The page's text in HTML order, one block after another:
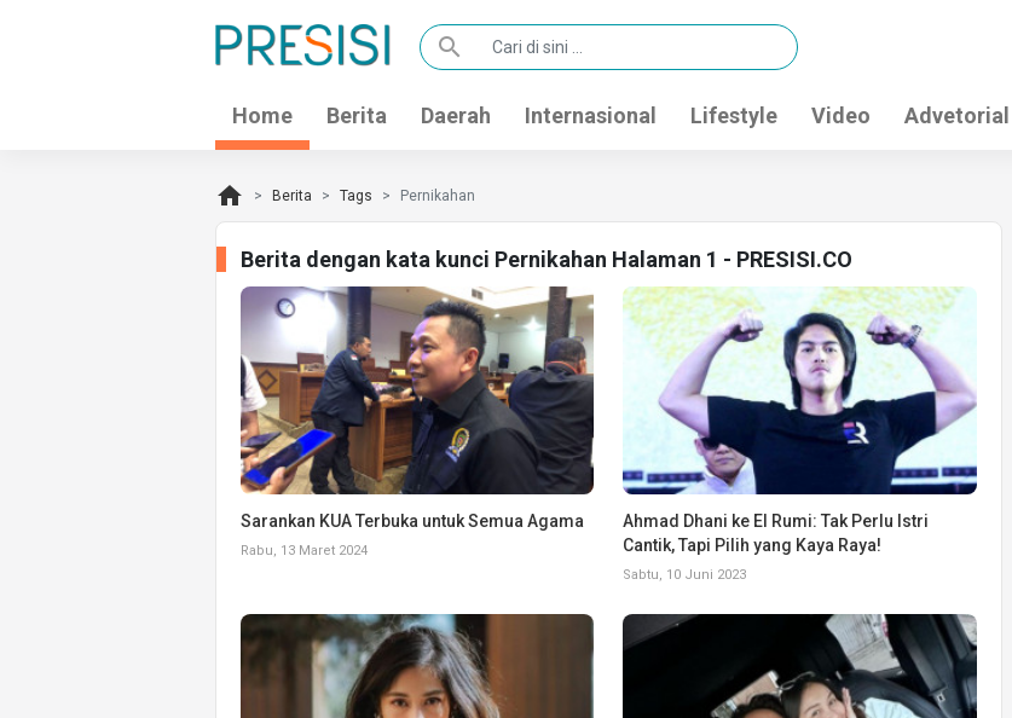
search
Home Berita Daerah Internasional Lifestyle Video Advetorial
home Berita Tags Pernikahan
Berita dengan kata kunci Pernikahan Halaman 1 - PRESISI.CO
Sarankan KUA Terbuka untuk Semua Agama
Rabu, 13 Maret 2024
Ahmad Dhani ke El Rumi: Tak Perlu Istri
Cantik, Tapi Pilih yang Kaya Raya!
Sabtu, 10 Juni 2023